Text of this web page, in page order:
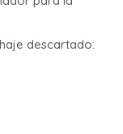
descartado: